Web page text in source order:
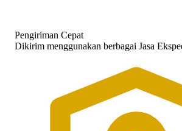
Pengiriman Cepat
Dikirim menggunakan berbagai Jasa